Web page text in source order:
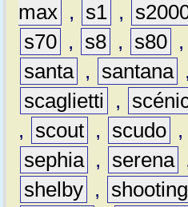
max , s1 ,
s70 , s8 , s80 ,
santa , santana ,
scaglietti
,
,
scout , scudo ,
sephia , serena
shelby , shooting